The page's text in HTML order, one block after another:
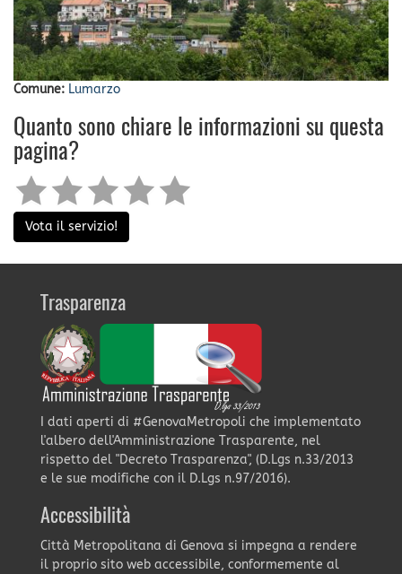
Comune: Lumarzo
Quanto sono chiare le informazioni su questa
pagina?
Vota il servizio!
Trasparenza
I dati aperti di #GenovaMetropoli che implementato
l'albero dell'Amministrazione Trasparente, nel
rispetto del "Decreto Trasparenza", (D.Lgs n.33/2013
e le sue modifiche con il D.Lgs n.97/2016).
Accessibilità
Città Metropolitana di Genova si impegna a rendere
il proprio sito web accessibile, conformemente al